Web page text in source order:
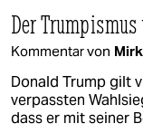
Der
Kommentar von
Donald Trump gilt
verpassten
dass er mit seiner